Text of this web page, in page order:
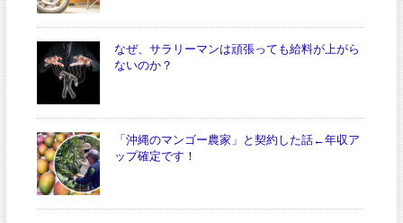
なぜ、サラリーマンは頑張っても給料が上がら
ないのか？
「沖縄のマンゴー農家」と契約した話←年収ア
ップ確定です！